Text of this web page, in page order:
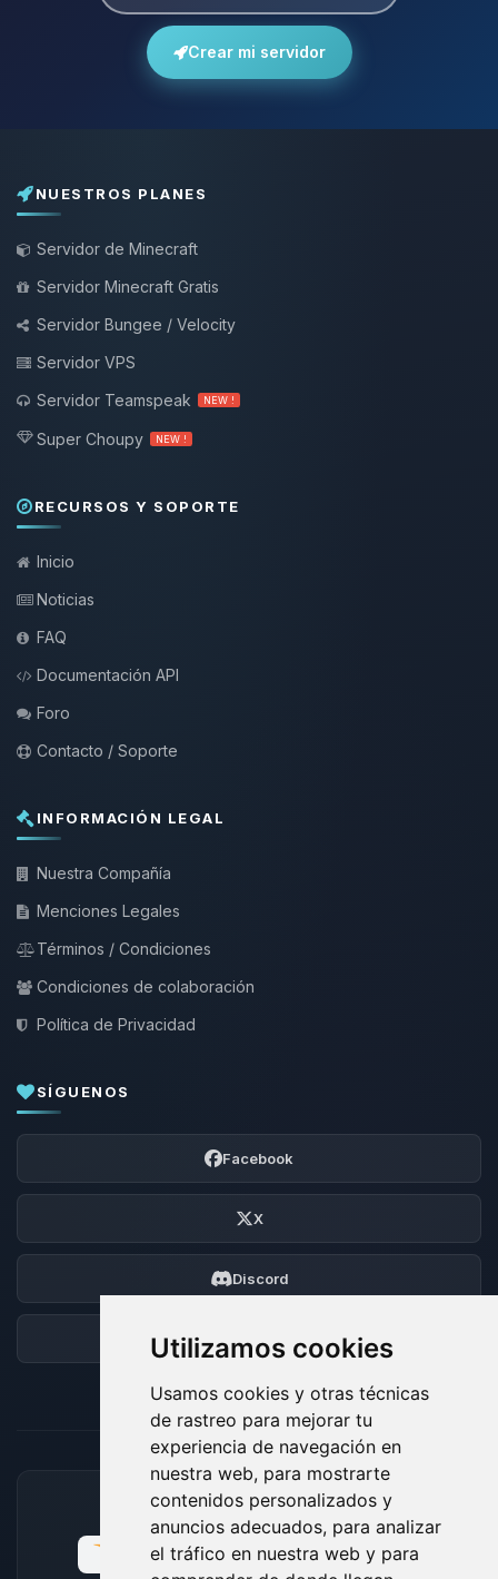
Utilizamos cookies
Usamos cookies y otras técnicas
de rastreo para mejorar tu
experiencia de navegación en
nuestra web, para mostrarte
contenidos personalizados y
anuncios adecuados, para analizar
el tráfico en nuestra web y para
Crear mi servidor
NUESTROS PLANES
Servidor de Minecraft
Servidor Minecraft Gratis
Servidor Bungee / Velocity
Servidor VPS
Servidor Teamspeak
NEW !
Super Choupy NEW !
RECURSOS Y SOPORTE
Inicio
Noticias
FAQ
Documentación API
Foro
Contacto / Soporte
INFORMACIÓN LEGAL
Nuestra Compañía
Menciones Legales
Términos / Condiciones
Condiciones de colaboración
Política de Privacidad
SÍGUENOS
Facebook
X
Discord
Foro
MÉTODOS DE PAGO ACEPTADOS